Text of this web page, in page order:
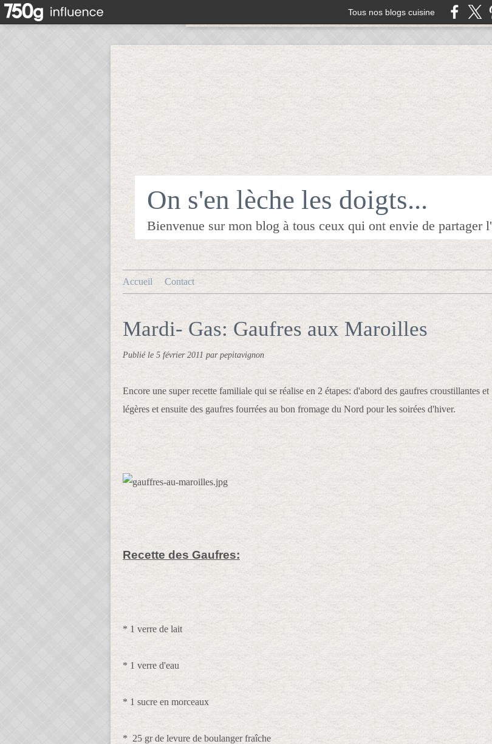
Tous nos blogs cuisine
On s'en lèche les doigts...
Accueil Contact
Mardi- Gas: Gaufres aux Maroilles
Publié le 5 février 2011 par pepitavignon
Encore une super recette familiale qui se réalise en 2 étapes: d'abord des gaufres croustillantes et
légères et ensuite des gaufres fourrées au bon fromage du Nord pour les soirées d'hiver.
Recette des Gaufres:
* 1 verre de lait
* 1 verre d'eau
* 1 sucre en morceaux
* 25 gr de levure de boulanger fraîche